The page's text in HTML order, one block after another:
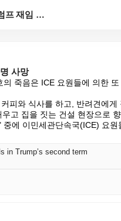
‘새로운 끔찍한 수준’: 트럼프 재임 2기, 이민 단속...
사망
죽음은 ICE 요원들에 의한
피와 식사를 하고, 반려견에게
고 집을 짓는 건설 현장으로
에 이민세관단속국(ICE) 요원
in Trump’s second term